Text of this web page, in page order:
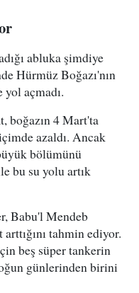
abluka şimdiye
Hürmüz Boğazı'nın
açmadı.
boğazın 4 Mart'ta
azaldı. Ancak
bölümünü
bu su yolu artık
Babu'l Mendeb
tahmin ediyor.
beş süper tankerin
günlerinden birini